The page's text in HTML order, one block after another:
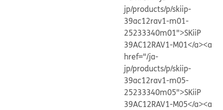
jp/products/p/skiip-
39ac12rav1-m01-
25233340m01">SKiiP
39AC12RAV1-M01</a><a
href="/ja-
jp/products/p/skiip-
39ac12rav1-m05-
25233340m05">SKiiP
39AC12RAV1-M05</a><a